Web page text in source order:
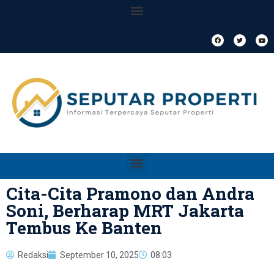
Cita-Cita Pramono dan Andra
Soni, Berharap MRT Jakarta
Tembus Ke Banten
Redaksi September 10, 2025 08:03